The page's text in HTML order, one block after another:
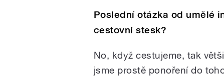
Poslední otázka od umělé
cestovní stesk?
No, když cestujeme, tak
jsme prostě ponoření do